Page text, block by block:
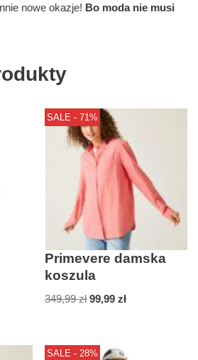
nowe okazje! Bo moda nie musi
SALE - 71%
Primevere damska
koszula
349,99zł 99,99zł
SALE - 28%